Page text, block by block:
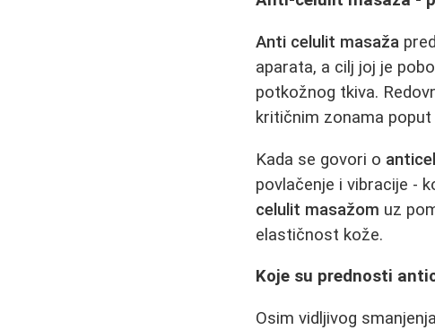
Anti celulit masaža
aparata, a cilj joj je
potkožnog tkiva.
kritičnim zonama
Kada se govori o
povlačenje i vibracije -
celulit masažom uz
elastičnost kože.
Koje su prednosti
Osim vidljivog